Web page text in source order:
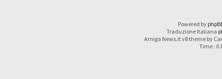
Powered by
Traduzione Italiana
Amiga News.it v8 theme by
Time :